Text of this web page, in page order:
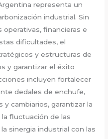
representa un
industrial. Sin
financieras e
dificultades, el
y estructuras de
y garantizar el éxito
incluyen fortalecer
dedales de enchufe,
cambiarios, garantizar la
fluctuación de las
sinergia industrial con las